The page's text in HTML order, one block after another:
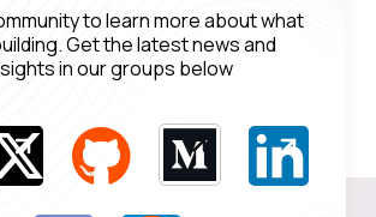
to learn more about what
Get the latest news and
in our groups below.